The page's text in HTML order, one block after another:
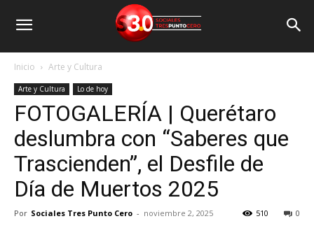
Inicio Arte y Cultura
Arte y Cultura Lo de hoy
FOTOGALERÍA | Querétaro
deslumbra con “Saberes que
Trascienden”, el Desfile de
Día de Muertos 2025
Por Sociales Tres Punto Cero - noviembre 2, 2025 0
510